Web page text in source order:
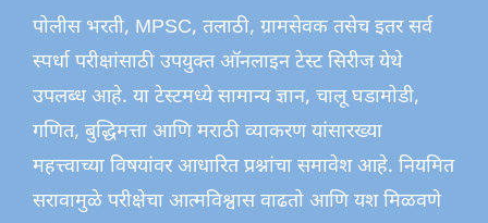
पोलीस भरती, MPSC, तलाठी, ग्रामसेवक तसेच इतर सर्व
स्पर्धा परीक्षांसाठी उपयुक्त ऑनलाइन टेस्ट सिरीज येथे
उपलब्ध आहे. या टेस्टमध्ये सामान्य ज्ञान, चालू घडामोडी,
गणित, बुद्धिमत्ता आणि मराठी व्याकरण यांसारख्या
महत्त्वाच्या विषयांवर आधारित प्रश्नांचा समावेश आहे. नियमित
सरावामुळे परीक्षेचा आत्मविश्वास वाढतो आणि यश मिळवणे